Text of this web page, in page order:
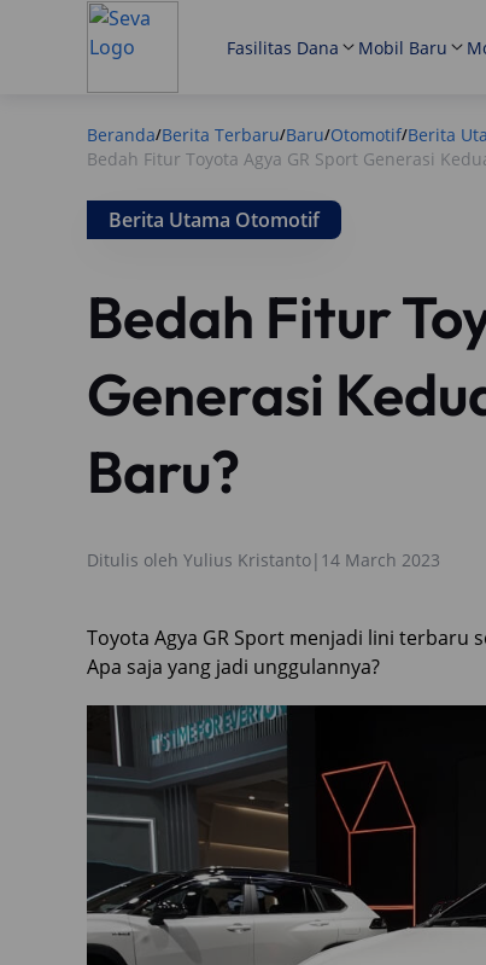
Fasilitas Dana Mobil Baru
Beranda/Berita Terbaru/Baru/Otomotif/Berita
Bedah Fitur Toyota Agya GR Sport Generasi
Berita Utama Otomotif
Bedah Fitur
Generasi
Baru?
Ditulis oleh Yulius Kristanto| 14 March 2023
Toyota Agya GR Sport menjadi lini terbaru
Apa saja yang jadi unggulannya?